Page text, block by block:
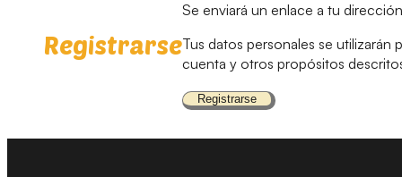
Registrarse
Se enviará un enlace a tu
Tus datos personales se
cuenta y otros propósitos
Registrarse